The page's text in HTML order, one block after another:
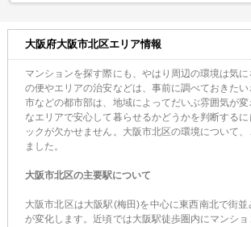
大阪府大阪市北区エリア情報
マンションを探す際にも、やはり周辺の環境は気
の便やエリアの治安などは、事前に調べておきた
市などの都市部は、地域によってだいぶ雰囲気が変
なエリアで安心して暮らせるかどうかを判断する
ックが欠かせません。大阪市北区の環境について
ました。
大阪市北区の主要駅について
大阪市北区は大阪駅(梅田)を中心に東西南北で街
が変化します。近頃では大阪駅徒歩圏内にマンショ